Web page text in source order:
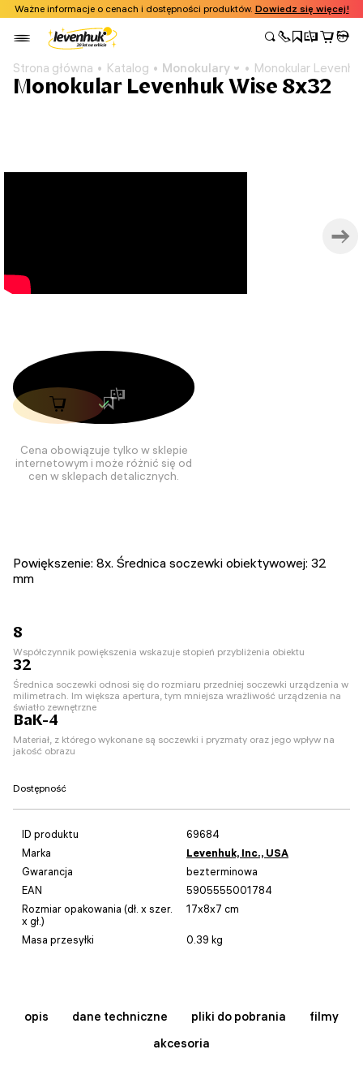
Ważne informacje o cenach i dostępności produktów. Dowiedz się więcej!
Strona główna Katalog Monokulary Monokular
Monokular Levenhuk Wise 8x32
Cena obowiązuje tylko w sklepie
internetowym i może różnić się od
cen w sklepach detalicznych.
Powiększenie: 8x. Średnica soczewki obiektywowej: 32
mm
8
Współczynnik powiększenia wskazuje stopień przybliżenia obiektu
32
Średnica soczewki odnosi się do rozmiaru przedniej soczewki urządzenia w
milimetrach. Im większa apertura, tym mniejsza wrażliwość urządzenia na
światło zewnętrzne
BaK-4
Materiał, z którego wykonane są soczewki i pryzmaty oraz jego wpływ na
jakość obrazu
Dostępność
ID produktu
69684
Marka
Levenhuk, Inc., USA
Gwarancja
bezterminowa
EAN
5905555001784
Rozmiar opakowania (dł. x szer.
x gł.)
17x8x7 cm
Masa przesyłki 0.39 kg
opis dane techniczne pliki do pobrania
filmy
akcesoria